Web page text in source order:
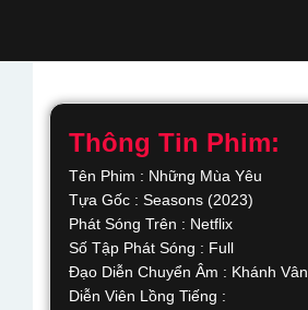
Thông Tin Phim:
Tên Phim : Những Mùa Yêu
Tựa Gốc : Seasons (2023)
Phát Sóng Trên : Netflix
Số Tập Phát Sóng : Full
Đạo Diễn Chuyển Âm : Khánh Vân
Diễn Viên Lồng Tiếng :